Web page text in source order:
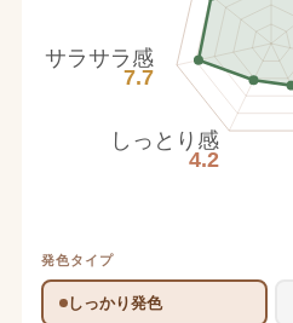
しっとり感
4.2
サラサラ感
7.7
発色タイプ
しっかり発色